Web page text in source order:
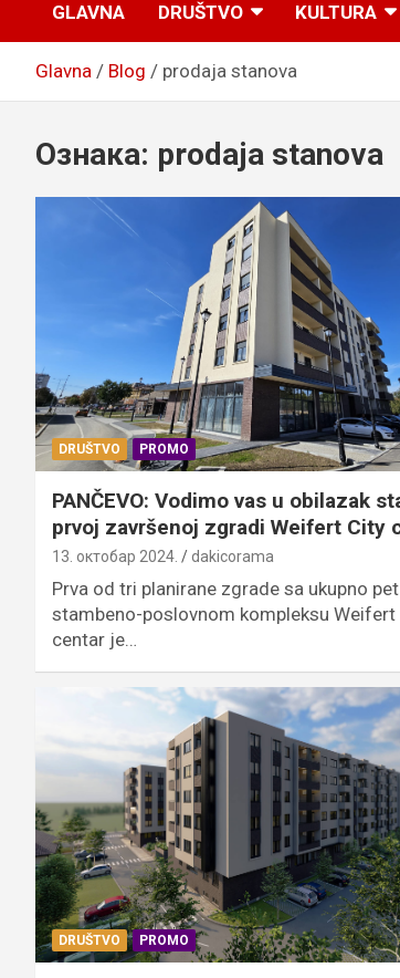
GLAVNA DRUŠTVO KULTURA
Glavna Blog prodaja stanova
Ознака: prodaja stanova
DRUŠTVO PROMO
PANČEVO: Vodimo vas u obilazak
prvoj završenoj zgradi Weifert City
13. октобар 2024. dakicorama
Prva od tri planirane zgrade sa ukupno
stambeno-poslovnom kompleksu Weifert
centar je…
DRUŠTVO PROMO